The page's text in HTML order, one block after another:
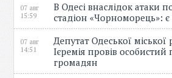
07 авг
15:59
В Одесі внаслідок атаки
стадіон «Чорноморець»:
07 авг
14:51
Депутат Одеської
Ієремія провів
громадян